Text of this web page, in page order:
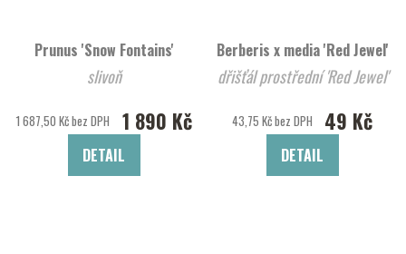
Prunus 'Snow Fontains'
slivoň
1 687,50 Kč bez DPH 1 890 Kč
DETAIL
Berberis x media 'Red Jewel'
dřišťál prostřední 'Red Jewel'
43,75 Kč bez DPH 49 Kč
DETAIL